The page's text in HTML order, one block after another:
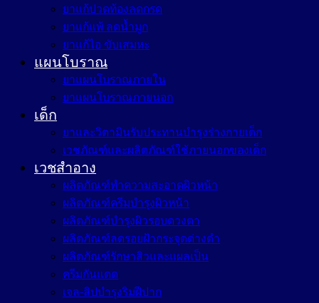
ยาแก้ปวดท้องลดกรด
ยาแก้แพ้ ลดน้ำมูก
ยาแก้ไอ ขับเสมหะ
แผนโบราณ
ยาแผนโบราณภายใน
ยาแผนโบราณภายนอก
เด็ก
ยาและวิตามินรับประทานบำรุงร่างกายเด็ก
เวชภัณฑ์และผลิตภัณฑ์ใช้ภายนอกของเด็ก
เวชสำอาง
ผลิตภัณฑ์ทำความสะอาดผิวหน้า
ผลิตภัณฑ์ครีมบำรุงผิวหน้า
ผลิตภัณฑ์บำรุงผิวรอบดวงตา
ผลิตภัณฑ์ลดรอยฝ้ากระจุดด่างดำ
ผลิตภัณฑ์รักษาสิวและแผลเป็น
ครีมกันแดด
เจล-ลิปบำรุงริมฝีปาก